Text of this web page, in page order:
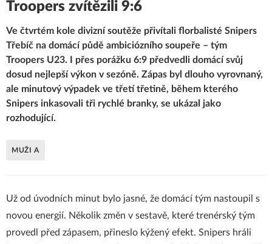
Troopers zvítězili 9:6
Ve čtvrtém kole divizní soutěže přivítali florbalisté Snipers
Třebíč na domácí půdě ambiciózního soupeře – tým
Troopers U23. I přes porážku 6:9 předvedli domácí svůj
dosud nejlepší výkon v sezóně. Zápas byl dlouho vyrovnaný,
ale minutový výpadek ve třetí třetině, během kterého
Snipers inkasovali tři rychlé branky, se ukázal jako
rozhodující.
MUŽI A
Už od úvodních minut bylo jasné, že domácí tým nastoupil s
novou energií. Několik změn v sestavě, které trenérský tým
provedl před zápasem, přineslo kýžený efekt. Snipers hráli